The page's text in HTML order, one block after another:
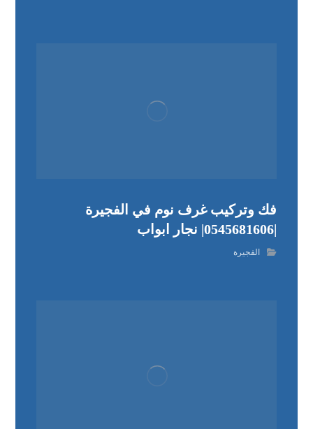
فك وتركيب غرف نوم في الفجيرة
|0545681606| نجار ابواب
الفجيرة